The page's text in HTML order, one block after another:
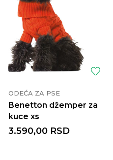
ODEĆA ZA PSE
Benetton džemper za
kuce xs
3.590,00 RSD